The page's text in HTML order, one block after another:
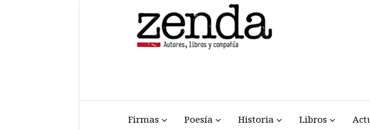
Firmas Poesía Historia Libros